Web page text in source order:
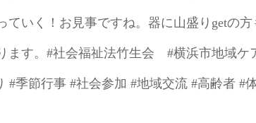
いく！お見事ですね。器に山盛りgetの方
ます。#社会福祉法竹生会 #横浜市地域ケ
季節行事 #社会参加 #地域交流 #高齢者 #